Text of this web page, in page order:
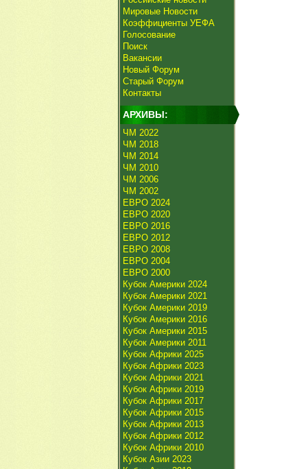
Мировые Новости
Коэффициенты УЕФА
Голосование
Поиск
Вакансии
Новый Форум
Старый Форум
Контакты
АРХИВЫ:
ЧМ 2022
ЧМ 2018
ЧМ 2014
ЧМ 2010
ЧМ 2006
ЧМ 2002
ЕВРО 2024
ЕВРО 2020
ЕВРО 2016
ЕВРО 2012
ЕВРО 2008
ЕВРО 2004
ЕВРО 2000
Кубок Америки 2024
Кубок Америки 2021
Кубок Америки 2019
Кубок Америки 2016
Кубок Америки 2015
Кубок Америки 2011
Кубок Африки 2025
Кубок Африки 2023
Кубок Африки 2021
Кубок Африки 2019
Кубок Африки 2017
Кубок Африки 2015
Кубок Африки 2013
Кубок Африки 2012
Кубок Африки 2010
Кубок Азии 2023